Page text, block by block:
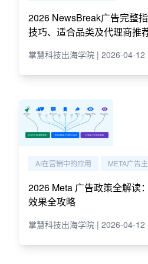
2026 NewsBreak广告完整
技巧、适合品类及代理商推
掌慧科技出海学院 | 2026-04-12
AI在营销中的应用 META广告主
2026 Meta 广告政策全解读
效果全攻略
掌慧科技出海学院 | 2026-04-12